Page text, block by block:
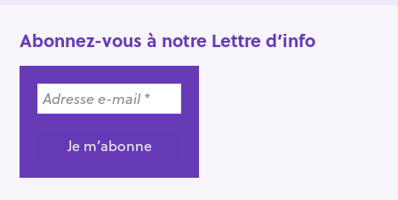
Abonnez-vous à notre Lettre d’info